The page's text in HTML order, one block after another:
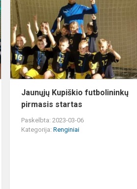
rajono
mokyklų
žaidynių
futbolo
5x5
turnyras
Jaunųjų Kupiškio futbolininkų
pirmasis startas
Paskelbta: 2023-03-06
Kategorija:Renginiai